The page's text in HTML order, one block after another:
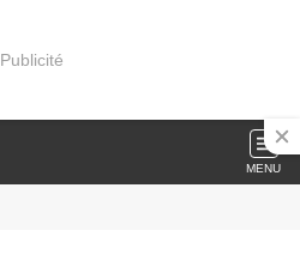
Publicité
MENU